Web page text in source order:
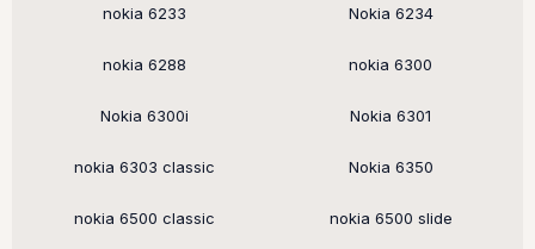
nokia 6233 Nokia 6234
nokia 6288 nokia 6300
Nokia 6300i Nokia 6301
nokia 6303 classic Nokia 6350
nokia 6500 classic nokia 6500 slide